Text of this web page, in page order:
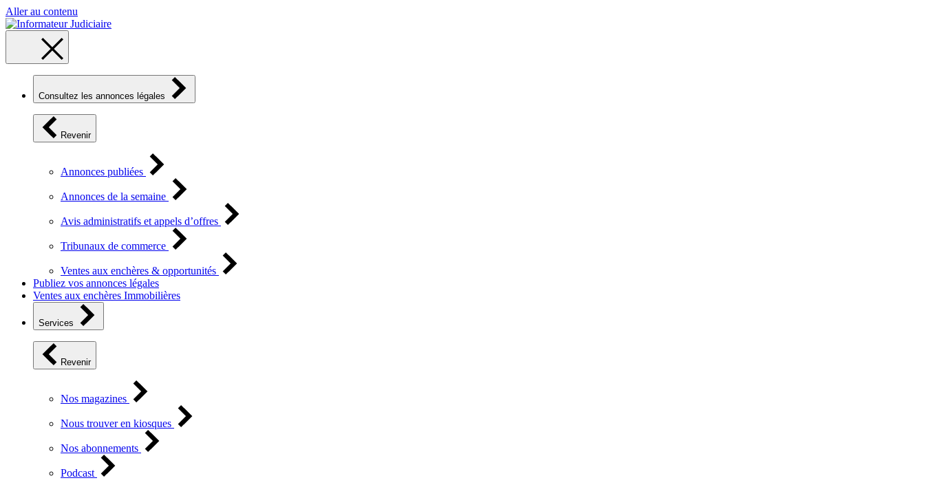
Aller au contenu
Consultez les annonces légales
Revenir
Annonces publiées
Annonces de la semaine
Avis administratifs et appels d’offres
Tribunaux de commerce
Ventes aux enchères & opportunités
Publiez vos annonces légales
Ventes aux enchères Immobilières
Services
Revenir
Nos magazines
Nous trouver en kiosques
Nos abonnements
Podcast